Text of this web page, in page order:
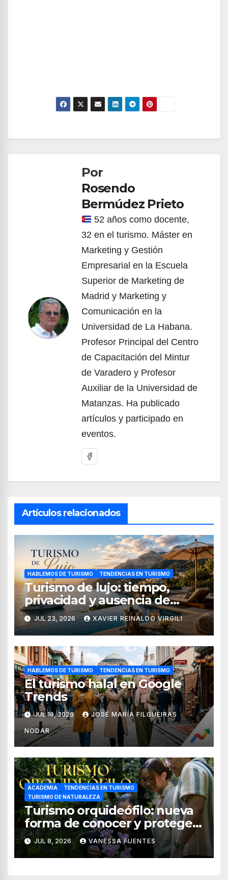
Navegación
entradasPor
Rosendo
Bermúdez Prieto
52 años como docente,
32 en el turismo. Máster en
Marketing y Gestión
Empresarial en la Escuela
Superior de Marketing de
Madrid y Marketing y
Comunicación en la
Universidad de La Habana.
Profesor Principal del Centro
de Capacitación del Mintur
de Varadero y Profesor
Auxiliar de la Universidad de
Matanzas. Ha publicado
artículos y participado en
eventos.
Artículos relacionados
HABLEMOS DE TURISMO TENDENCIAS EN TURISMO
Turismo de lujo: tiempo,
privacidad y ausencia de
fricciones
JUL 23, 2026 XAVIER REINALDO VIRGILI
HABLEMOS DE TURISMO TENDENCIAS EN TURISMO
El turismo halal en Google
Trends
JUL 16, 2026 JOSÉ MARÍA FILGUEIRAS
NODAR
ACADEMIA
TENDENCIAS EN TURISMO
TURISMO DE NATURALEZA
Turismo orquideófilo: nueva
forma de conocer y proteger
las orquídeas de México
JUL 8, 2026 VANESSA FUENTES